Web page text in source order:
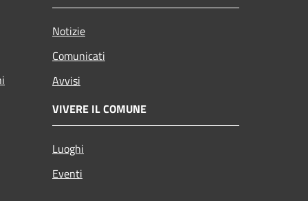
Notizie
Comunicati
Avvisi
VIVERE IL COMUNE
Luoghi
Eventi